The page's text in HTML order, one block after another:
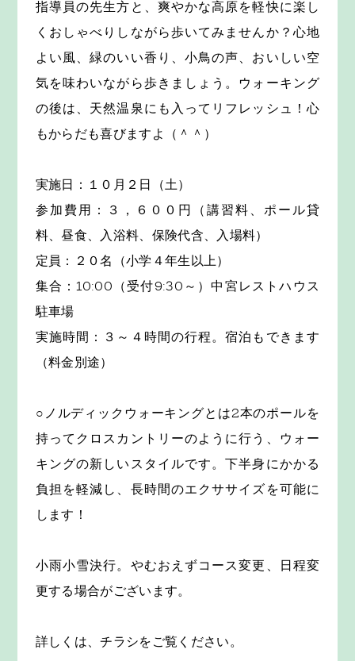
指導員の先生方と、爽やかな高原を軽快に楽し
くおしゃべりしながら歩いてみませんか？心地
よい風、緑のいい香り、小鳥の声、おいしい空
気を味わいながら歩きましょう。ウォーキング
の後は、天然温泉にも入ってリフレッシュ！心
もからだも喜びますよ（＾＾）
実施日：１０月２日（土）
参加費用：３，６００円（講習料、ポール貸
料、昼食、入浴料、保険代含、入場料）
定員：２０名（小学４年生以上）
集合：10:00（受付9:30～）中宮レストハウス
駐車場
実施時間：３～４時間の行程。宿泊もできます
（料金別途）
○ノルディックウォーキングとは2本のポールを
持ってクロスカントリーのように行う、ウォー
キングの新しいスタイルです。下半身にかかる
負担を軽減し、長時間のエクササイズを可能に
します！
小雨小雪決行。やむおえずコース変更、日程変
更する場合がございます。
詳しくは、チラシをご覧ください。